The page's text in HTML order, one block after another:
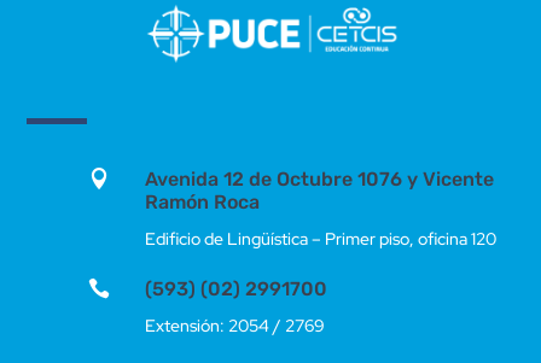

Avenida 12 de Octubre 1076 y Vicente
Ramón Roca
Edificio de Lingüística – Primer piso, oficina 120
 (593) (02) 2991700
Extensión: 2054 / 2769